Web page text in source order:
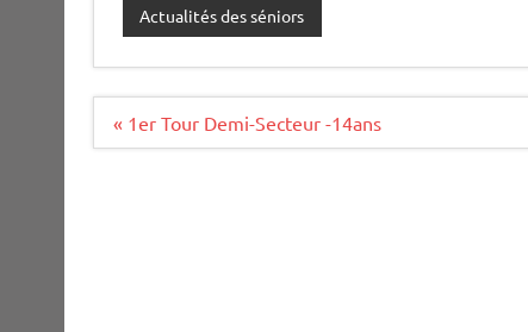
Actualités des séniors
Navigation
« 1er Tour Demi-Secteur -14ans